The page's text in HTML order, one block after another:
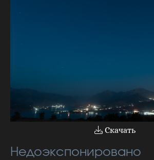
Скачать
Недоэкспонировано